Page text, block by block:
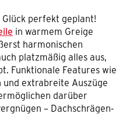
Glück perfekt geplant!
in warmem Greige
harmonischen
platzmäßig alles aus,
Funktionale Features wie
extrabreite Auszüge
darüber
– Dachschrägen-